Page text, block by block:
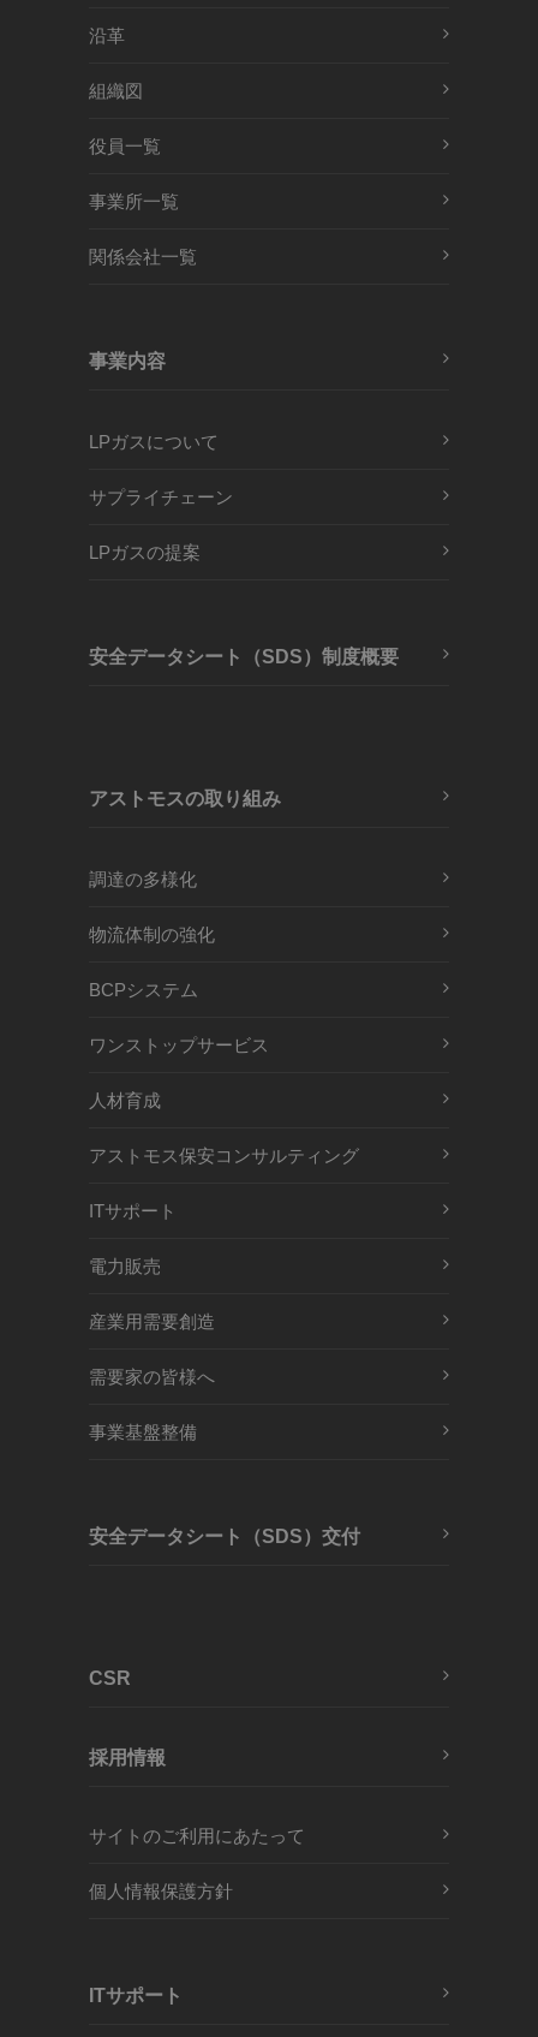
沿革
組織図
役員一覧
事業所一覧
関係会社一覧
事業内容
LPガスについて
サプライチェーン
LPガスの提案
安全データシート（SDS）制度概要
アストモスの取り組み
調達の多様化
物流体制の強化
BCPシステム
ワンストップサービス
人材育成
アストモス保安コンサルティング
ITサポート
電力販売
産業用需要創造
需要家の皆様へ
事業基盤整備
安全データシート（SDS）交付
CSR
採用情報
サイトのご利用にあたって
個人情報保護方針
ITサポート